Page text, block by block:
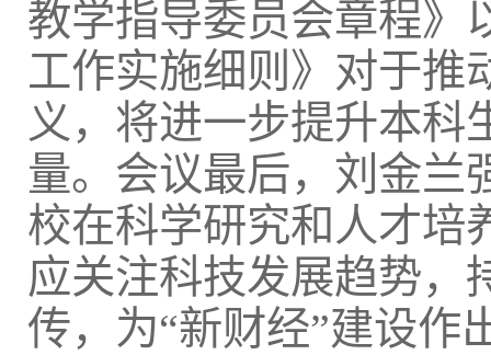
教学指导委员会章程》
工作实施细则》对于推
义，将进一步提升本科
量。会议最后，刘金兰
校在科学研究和人才培
应关注科技发展趋势，
传，为“新财经”建设作